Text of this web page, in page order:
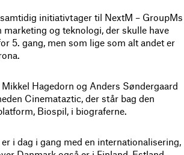
initiativtager til NextM – GroupMs
marketing og teknologi, der skulle have
5. gang, men som lige som alt andet er
Hagedorn og Anders Søndergaard
Cinemataztic, der står bag den
Biospil, i biograferne.
i dag i gang med en internationalisering,